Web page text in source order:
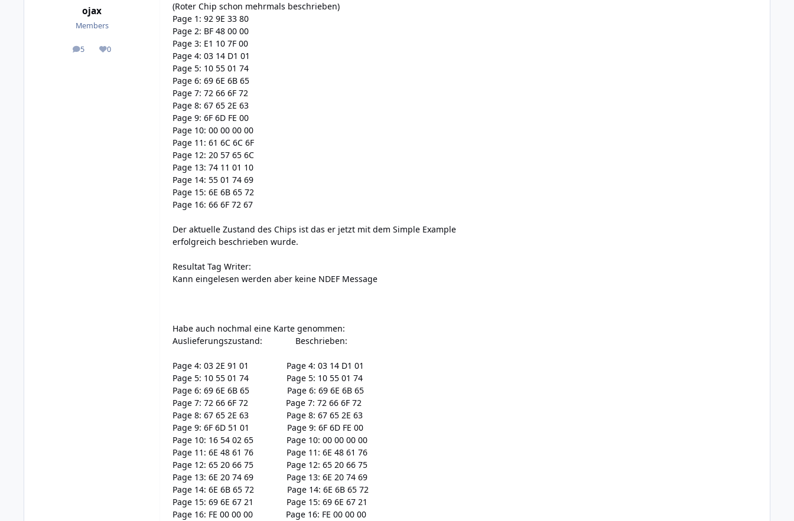
ojax
Members
5
posts 0
Reputation
(Roter Chip schon mehrmals beschrieben)
Page 1: 92 9E 33 80
Page 2: BF 48 00 00
Page 3: E1 10 7F 00
Page 4: 03 14 D1 01
Page 5: 10 55 01 74
Page 6: 69 6E 6B 65
Page 7: 72 66 6F 72
Page 8: 67 65 2E 63
Page 9: 6F 6D FE 00
Page 10: 00 00 00 00
Page 11: 61 6C 6C 6F
Page 12: 20 57 65 6C
Page 13: 74 11 01 10
Page 14: 55 01 74 69
Page 15: 6E 6B 65 72
Page 16: 66 6F 72 67
Der aktuelle Zustand des Chips ist das er jetzt mit dem Simple Example
erfolgreich beschrieben wurde.
Resultat Tag Writer:
Kann eingelesen werden aber keine NDEF Message
Habe auch nochmal eine Karte genommen:
Auslieferungszustand: Beschrieben:
Page 4: 03 2E 91 01 Page 4: 03 14 D1 01
Page 5: 10 55 01 74 Page 5: 10 55 01 74
Page 6: 69 6E 6B 65 Page 6: 69 6E 6B 65
Page 7: 72 66 6F 72 Page 7: 72 66 6F 72
Page 8: 67 65 2E 63 Page 8: 67 65 2E 63
Page 9: 6F 6D 51 01 Page 9: 6F 6D FE 00
Page 10: 16 54 02 65 Page 10: 00 00 00 00
Page 11: 6E 48 61 76 Page 11: 6E 48 61 76
Page 12: 65 20 66 75 Page 12: 65 20 66 75
Page 13: 6E 20 74 69 Page 13: 6E 20 74 69
Page 14: 6E 6B 65 72 Page 14: 6E 6B 65 72
Page 15: 69 6E 67 21 Page 15: 69 6E 67 21
Page 16: FE 00 00 00 Page 16: FE 00 00 00